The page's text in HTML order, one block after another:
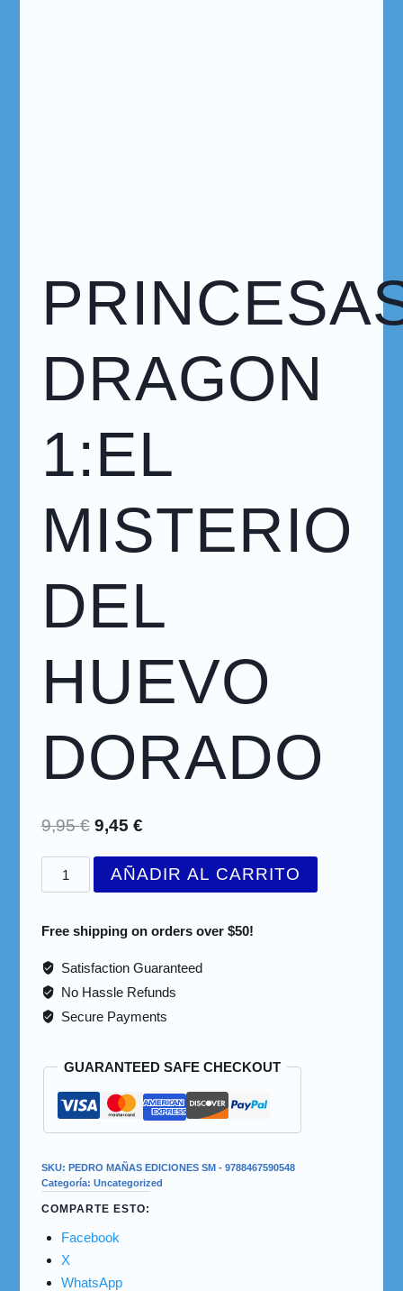
DRAGON
1:EL
MISTERIO
DEL
HUEVO
DORADO
9,95€ 9,45 €
AÑADIR AL CARRITO
Free shipping on orders over $50!
Satisfaction Guaranteed
No Hassle Refunds
Secure Payments
GUARANTEED SAFE CHECKOUT
SKU: PEDRO MAÑAS EDICIONES SM - 9788467590548
Categoría: Uncategorized
COMPARTE ESTO:
Facebook
X
WhatsApp